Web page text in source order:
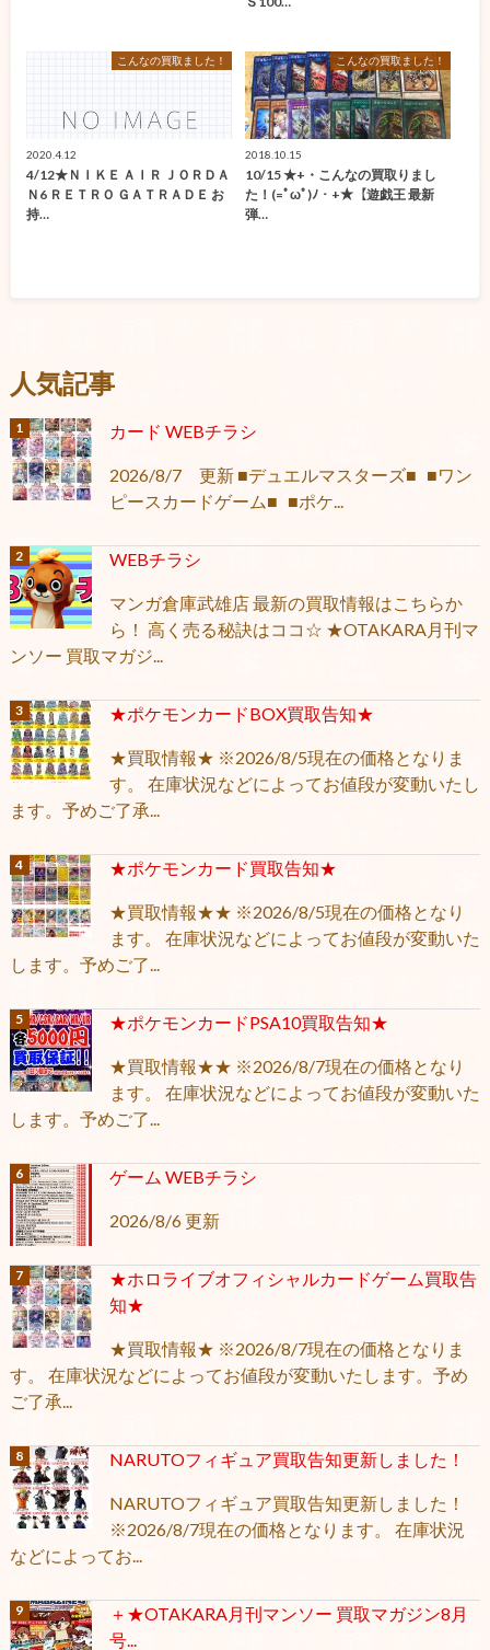
こんなの買取ました！
2020.4.12
4/12★ＮＩＫＥ ＡＩＲ ＪＯＲＤＡ
Ｎ6 ＲＥＴＲＯ ＧＡＴＲＡＤＥ お
持…
こんなの買取ました！
2018.10.15
10/15 ★+・こんなの買取りまし
た！(=ﾟωﾟ)ﾉ・+★【遊戯王 最新
弾…
人気記事
カード WEBチラシ
2026/8/7 更新 ■デュエルマスターズ■ ■ワン
ピースカードゲーム■ ■ポケ...
WEBチラシ
マンガ倉庫武雄店 最新の買取情報はこちらか
ら！ 高く売る秘訣はココ☆ ★OTAKARA月刊マ
ンソー 買取マガジ...
★ポケモンカードBOX買取告知★
★買取情報★ ※2026/8/5現在の価格となりま
す。 在庫状況などによってお値段が変動いたし
ます。予めご了承...
★ポケモンカード買取告知★
★買取情報★★ ※2026/8/5現在の価格となり
ます。 在庫状況などによってお値段が変動いた
します。予めご了...
★ポケモンカードPSA10買取告知★
★買取情報★★ ※2026/8/7現在の価格となり
ます。 在庫状況などによってお値段が変動いた
します。予めご了...
ゲーム WEBチラシ
2026/8/6 更新
★ホロライブオフィシャルカードゲーム買取告
知★
★買取情報★ ※2026/8/7現在の価格となりま
す。 在庫状況などによってお値段が変動いたします。予め
ご了承...
NARUTOフィギュア買取告知更新しました！
NARUTOフィギュア買取告知更新しました！
※2026/8/7現在の価格となります。 在庫状況
などによってお...
＋★OTAKARA月刊マンソー 買取マガジン8月
号...